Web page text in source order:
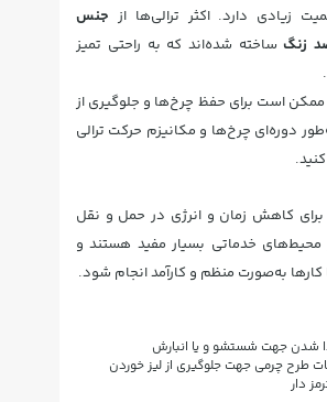
زیادی دارد. اکثر ترالی‌ها از جنس
زنگساخته شده‌اند که به راحتی تمیز
است برای حفظ چرخ‌ها و جلوگیری از
دوره‌ای چرخ‌ها و مکانیزم حرکت ترالی
برای کاهش زمان و انرژی در حمل و نقل
محیط‌های خدماتی بسیار مفید هستند و
به‌صورت منظم و کارآمد انجام شود.
شدن جهت شستشو و یا انبارش
طرح چرمی جهت جلوگیری از لیز خوردن
دار